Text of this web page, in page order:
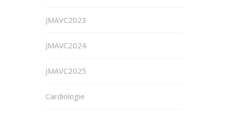
JMAVC2023
JMAVC2024
JMAVC2025
Cardiologie